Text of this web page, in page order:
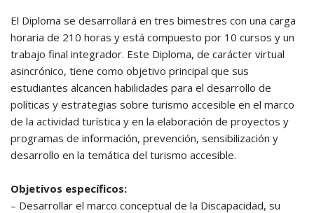
El Diploma se desarrollará en tres bimestres con una carga
horaria de 210 horas y está compuesto por 10 cursos y un
trabajo final integrador. Este Diploma, de carácter virtual
asincrónico, tiene como objetivo principal que sus
estudiantes alcancen habilidades para el desarrollo de
políticas y estrategias sobre turismo accesible en el marco
de la actividad turística y en la elaboración de proyectos y
programas de información, prevención, sensibilización y
desarrollo en la temática del turismo accesible.
Objetivos específicos:
– Desarrollar el marco conceptual de la Discapacidad, su